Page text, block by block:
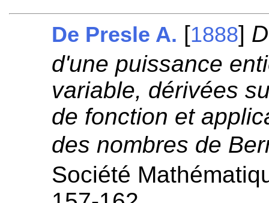
De Presle A. [1888]
d'une puissance
variable, dérivées
de fonction et
des nombres de
Société